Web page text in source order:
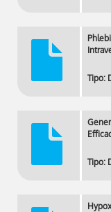
Tipo:
Tipo: